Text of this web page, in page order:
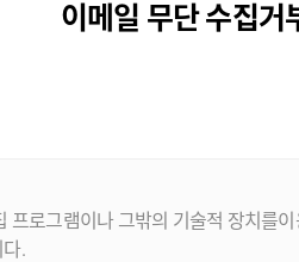
이메일 무단 수집거
로그램이나 그밖의 기술적 장치를
.